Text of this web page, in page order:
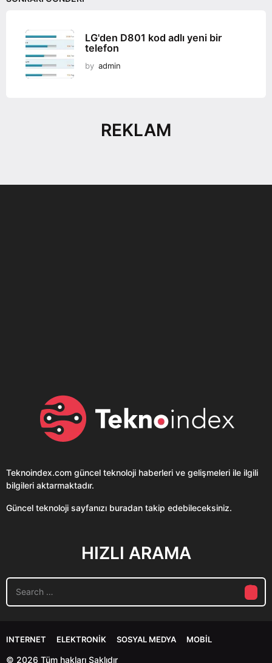
LG'den D801 kod adlı yeni bir
telefon
by admin
REKLAM
Teknoindex.com güncel teknoloji haberleri ve gelişmeleri ile ilgili
bilgileri aktarmaktadır.
Güncel teknoloji sayfanızı buradan takip edebileceksiniz.
HIZLI ARAMA
S
a
h
INTERNET ELEKTRONIK SOSYAL MEDYA MOBIL
© 2026 Tüm hakları Saklıdır